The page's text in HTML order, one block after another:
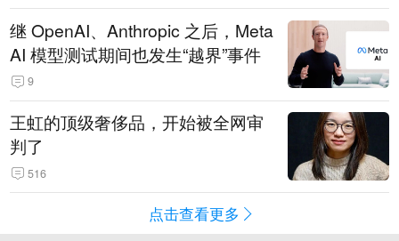
继 OpenAI、Anthropic 之后，Meta
AI 模型测试期间也发生“越界”事件
9
王虹的顶级奢侈品，开始被全网审
判了
516
点击查看更多